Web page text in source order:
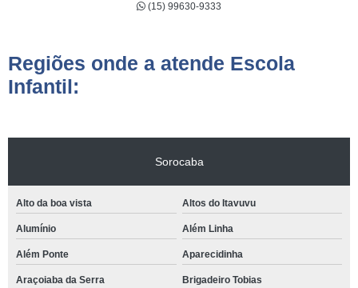
(15) 99630-9333
Regiões onde a atende Escola
Infantil:
Sorocaba
Alto da boa vista Altos do Itavuvu
Alumínio Além Linha
Além Ponte Aparecidinha
Araçoiaba da Serra Brigadeiro Tobias